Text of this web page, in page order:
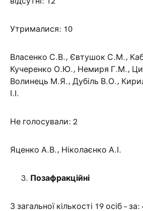
Утрималися: 10
Власенко С.В., Євтушок С.М.,
Кучеренко О.Ю., Немиря Г.М.,
Волинець М.Я., Дубіль В.О.,
І.І.
Не голосували: 2
Яценко А.В., Ніколаєнко А.І.
Позафракційні
З загальної кількості 19 осіб –